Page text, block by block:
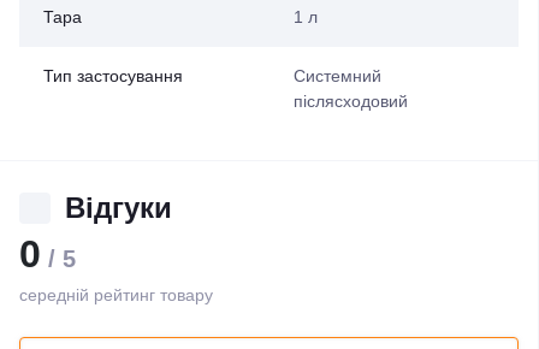
Тара 1 л
Тип застосування
Системний
післясходовий
Відгуки
0 / 5
середній рейтинг товару